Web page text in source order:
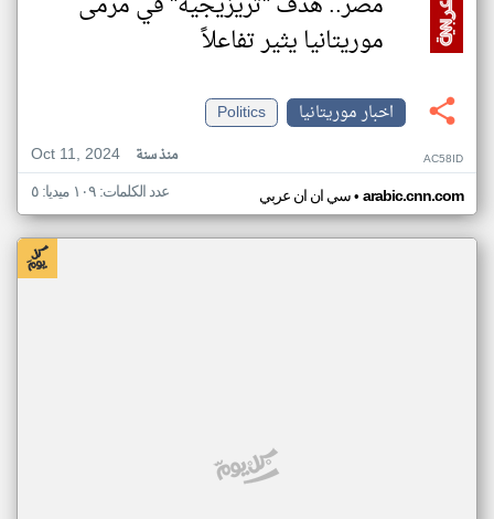
موريتانيا يثير تفاعلاً
اخبار موريتانيا
Politics
Oct 11, 2024
منذ سنة AC58ID
سي ان ان عربي• arabic.cnn.com عدد الكلمات: ١٠٩ ميديا: ٥